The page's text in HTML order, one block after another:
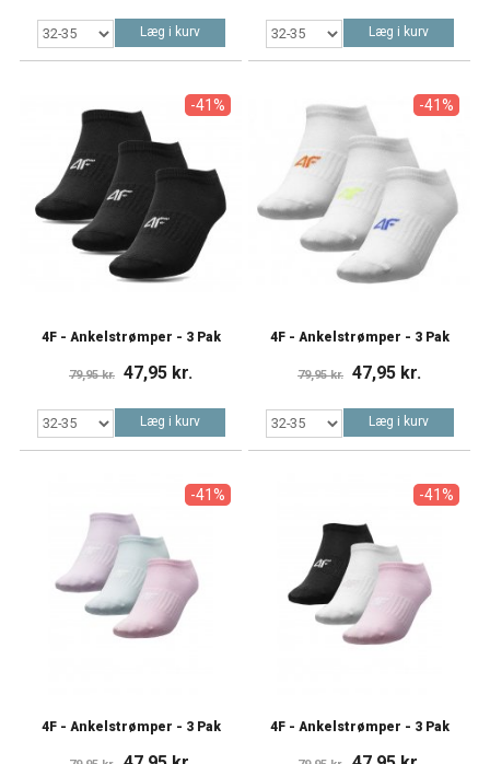
Læg i kurv Læg i kurv
-41%
4F - Ankelstrømper - 3 Pak
79,95 kr. 47,95 kr.
Læg i kurv
-41%
4F - Ankelstrømper - 3 Pak
79,95 kr. 47,95 kr.
Læg i kurv
-41%
4F - Ankelstrømper - 3 Pak
-41%
4F - Ankelstrømper - 3 Pak